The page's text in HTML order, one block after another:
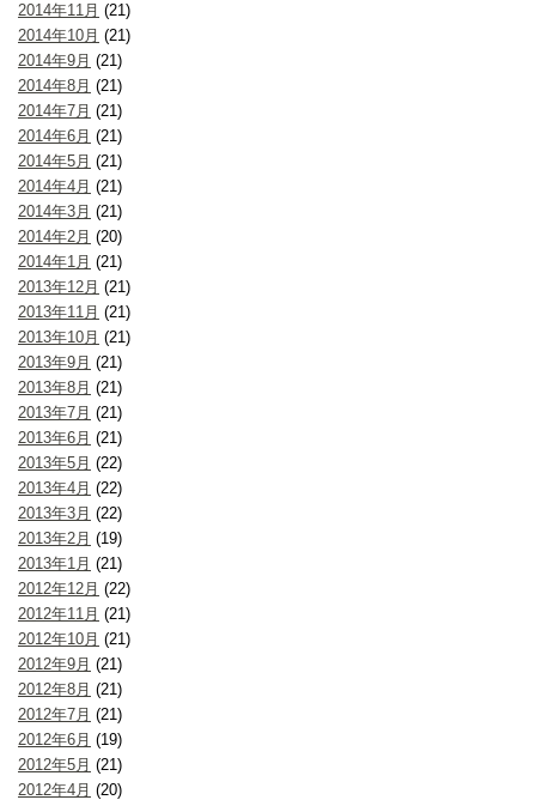
2014年11月 (21)
2014年10月 (21)
2014年9月 (21)
2014年8月 (21)
2014年7月 (21)
2014年6月 (21)
2014年5月 (21)
2014年4月 (21)
2014年3月 (21)
2014年2月 (20)
2014年1月 (21)
2013年12月 (21)
2013年11月 (21)
2013年10月 (21)
2013年9月 (21)
2013年8月 (21)
2013年7月 (21)
2013年6月 (21)
2013年5月 (22)
2013年4月 (22)
2013年3月 (22)
2013年2月 (19)
2013年1月 (21)
2012年12月 (22)
2012年11月 (21)
2012年10月 (21)
2012年9月 (21)
2012年8月 (21)
2012年7月 (21)
2012年6月 (19)
2012年5月 (21)
2012年4月 (20)